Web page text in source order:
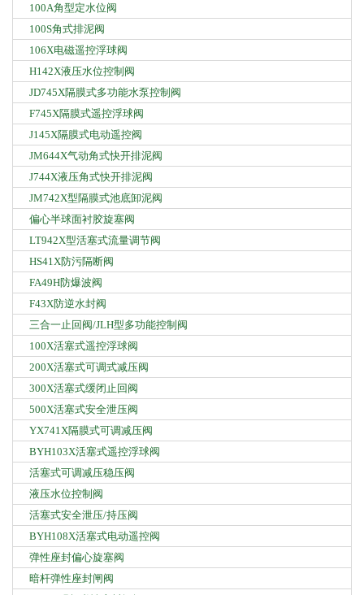
100A角型定水位阀
100S角式排泥阀
106X电磁遥控浮球阀
H142X液压水位控制阀
JD745X隔膜式多功能水泵控制阀
F745X隔膜式遥控浮球阀
J145X隔膜式电动遥控阀
JM644X气动角式快开排泥阀
J744X液压角式快开排泥阀
JM742X型隔膜式池底卸泥阀
偏心半球面衬胶旋塞阀
LT942X型活塞式流量调节阀
HS41X防污隔断阀
FA49H防爆波阀
F43X防逆水封阀
三合一止回阀/JLH型多功能控制阀
100X活塞式遥控浮球阀
200X活塞式可调式减压阀
300X活塞式缓闭止回阀
500X活塞式安全泄压阀
YX741X隔膜式可调减压阀
BYH103X活塞式遥控浮球阀
活塞式可调减压稳压阀
液压水位控制阀
活塞式安全泄压/持压阀
BYH108X活塞式电动遥控阀
弹性座封偏心旋塞阀
暗杆弹性座封闸阀